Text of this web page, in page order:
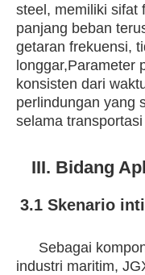
steel, memiliki sifat
panjang beban
getaran frekuensi,
longgar,Parameter
konsisten dari
perlindungan yang
selama
III. Bidang
3.1 Skenario
Sebagai
industri maritim,